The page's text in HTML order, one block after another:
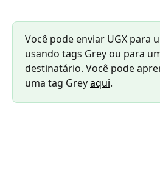
Você pode enviar UGX para
usando tags Grey ou para
destinatário. Você pode
uma tag Grey aqui.